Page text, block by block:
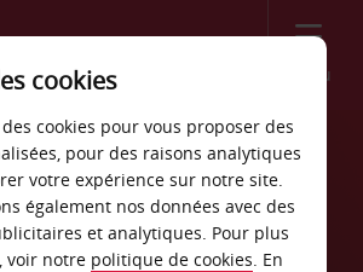
Menu
voiture
cookies
cookies pour vous proposer des
pour des raisons analytiques
votre expérience sur notre site.
également nos données avec des
et analytiques. Pour plus
voir notre politique de cookies. En